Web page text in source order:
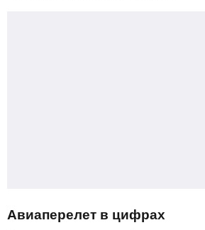
Авиаперелет в цифрах